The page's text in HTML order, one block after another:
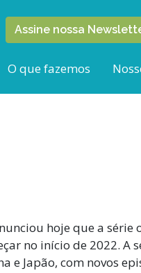
Assine nossa
O que fazemos
hoje que a série
no início de 2022.
e Japão, com novos